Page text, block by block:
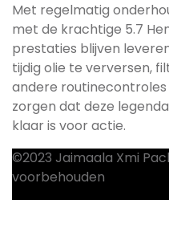
Met regelmatig
met de krachtige 5.7
prestaties blijven
tijdig olie te verversen,
andere
zorgen dat deze
klaar is voor actie.
©2023 Jaimaala Xmi
voorbehouden